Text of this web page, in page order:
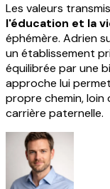
Les valeurs
l'éducation et la
éphémère. Adrien
un établissement
équilibrée par une
approche lui
propre chemin, loin
carrière paternelle.